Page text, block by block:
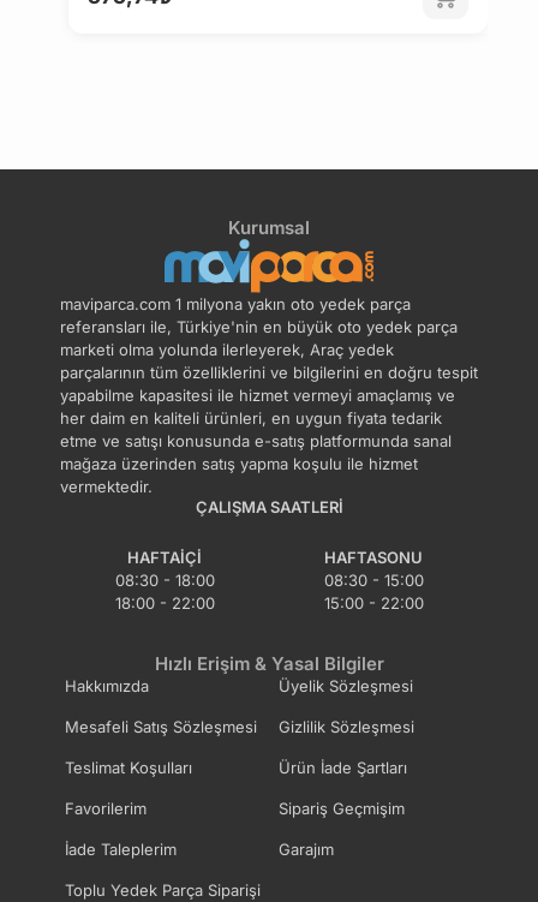
Kurumsal
maviparca.com 1 milyona yakın oto yedek parça
referansları ile, Türkiye'nin en büyük oto yedek parça
marketi olma yolunda ilerleyerek, Araç yedek
parçalarının tüm özelliklerini ve bilgilerini en doğru tespit
yapabilme kapasitesi ile hizmet vermeyi amaçlamış ve
her daim en kaliteli ürünleri, en uygun fiyata tedarik
etme ve satışı konusunda e-satış platformunda sanal
mağaza üzerinden satış yapma koşulu ile hizmet
vermektedir.
ÇALIŞMA SAATLERI
HAFTAIÇI
08:30 - 18:00
18:00 - 22:00
HAFTASONU
08:30 - 15:00
15:00 - 22:00
Hızlı Erişim & Yasal Bilgiler
Hakkımızda Üyelik Sözleşmesi
Mesafeli Satış Sözleşmesi Gizlilik Sözleşmesi
Teslimat Koşulları Ürün İade Şartları
Favorilerim Sipariş Geçmişim
İade Taleplerim Garajım
Toplu Yedek Parça Siparişi